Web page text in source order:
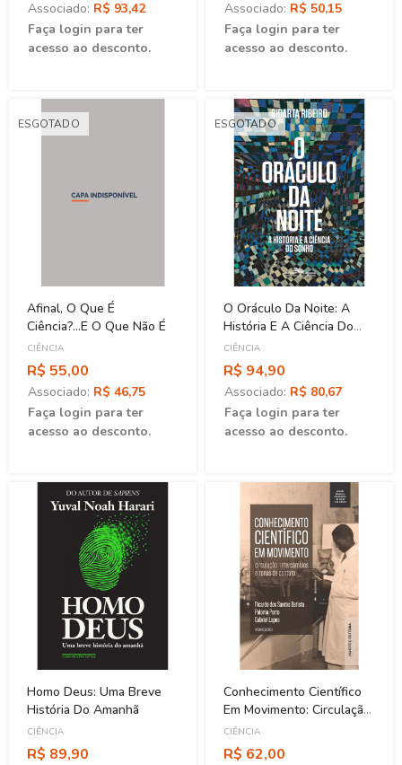
Associado: R$ 93,42
Faça login para ter
acesso ao desconto.
ESGOTADO
Afinal, O Que É
Ciência?...E O Que Não É
CIÊNCIA
R$ 55,00
Associado: R$ 46,75
Faça login para ter
acesso ao desconto.
Homo Deus: Uma Breve
História Do Amanhã
CIÊNCIA
R$ 89,90
Associado: R$ 50,15
Faça login para ter
acesso ao desconto.
ESGOTADO
O Oráculo Da Noite: A
História E A Ciência Do
Sonho
CIÊNCIA
R$ 94,90
Associado: R$ 80,67
Faça login para ter
acesso ao desconto.
Conhecimento Científico
Em Movimento: Circulação,
Intercâmbios E Zonas De
Contato
CIÊNCIA
R$ 62,00